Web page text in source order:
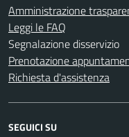
Amministrazione
Leggi le FAQ
Segnalazione disservizio
Prenotazione
Richiesta d'assistenza
SEGUICI SU